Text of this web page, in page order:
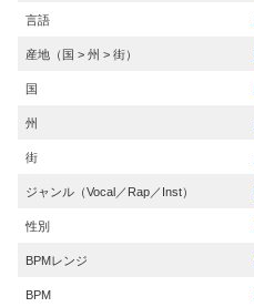
言語
産地（国 > 州 > 街）
国
州
街
ジャンル（Vocal／Rap／Inst）
性別
BPMレンジ
BPM